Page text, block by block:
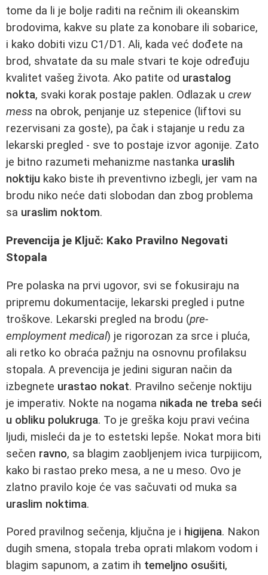
tome da li je bolje raditi na rečnim ili okeanskim
brodovima, kakve su plate za konobare ili sobarice,
i kako dobiti vizu C1/D1. Ali, kada već dođete na
brod, shvatate da su male stvari te koje određuju
kvalitet vašeg života. Ako patite od urastalog
nokta, svaki korak postaje paklen. Odlazak u crew
mess na obrok, penjanje uz stepenice (liftovi su
rezervisani za goste), pa čak i stajanje u redu za
lekarski pregled - sve to postaje izvor agonije. Zato
je bitno razumeti mehanizme nastanka uraslih
noktiju kako biste ih preventivno izbegli, jer vam na
brodu niko neće dati slobodan dan zbog problema
sa uraslim noktom.
Prevencija je Ključ: Kako Pravilno Negovati
Stopala
Pre polaska na prvi ugovor, svi se fokusiraju na
pripremu dokumentacije, lekarski pregled i putne
troškove. Lekarski pregled na brodu (pre-
employment medical) je rigorozan za srce i pluća,
ali retko ko obraća pažnju na osnovnu profilaksu
stopala. A prevencija je jedini siguran način da
izbegnete urastao nokat. Pravilno sečenje noktiju
je imperativ. Nokte na nogama nikada ne treba seći
u obliku polukruga. To je greška koju pravi većina
ljudi, misleći da je to estetski lepše. Nokat mora biti
sečen ravno, sa blagim zaobljenjem ivica turpijicom,
kako bi rastao preko mesa, a ne u meso. Ovo je
zlatno pravilo koje će vas sačuvati od muka sa
uraslim noktima.
Pored pravilnog sečenja, ključna je i higijena. Nakon
dugih smena, stopala treba oprati mlakom vodom i
blagim sapunom, a zatim ih temeljno osušiti,